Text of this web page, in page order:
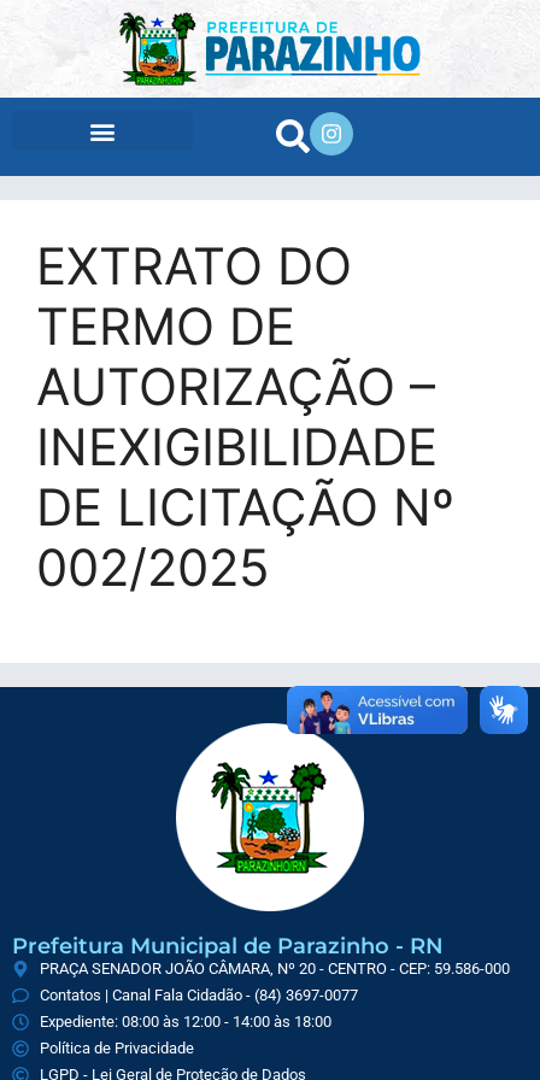
EXTRATO DO
TERMO DE
AUTORIZAÇÃO –
INEXIGIBILIDADE
DE LICITAÇÃO Nº
002/2025
Prefeitura Municipal de Parazinho - RN
PRAÇA SENADOR JOÃO CÂMARA, Nº 20 - CENTRO - CEP: 59.586-000
Contatos | Canal Fala Cidadão - (84) 3697-0077
Expediente: 08:00 às 12:00 - 14:00 às 18:00
Política de Privacidade
LGPD - Lei Geral de Proteção de Dados